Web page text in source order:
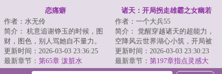
溺宠娇弱妹妹（55）
恋痛癖
作者：水无伶
简介： 杭意追谢铮玉的时候，图
财，图色，别人骂她自不量力。
结果不仅真让她得逞，还扭脸把
人甩了...
更新时间：2026-03-03 23:36:25
最新章节： 第65章 泼脏水
诸天：开局拐走雄霸之女幽若
作者：一个大兵55
简介： 觉醒穿越诸天的超能力，
空降风云世界湖心小筑，开局被
幽若用剑指着脖子。
更新时间：2026-03-03 23:30:23
最新章节： 第197章指点灵感大
王，得《黑水诀》